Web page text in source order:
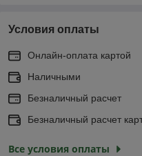
Условия оплаты
Онлайн-оплата картой
Наличными
Безналичный расчет
Безналичный расчет
Все условия оплаты